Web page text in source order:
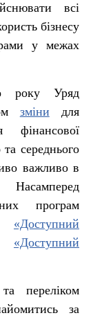
всі
бізнесу
у межах
року Уряд
зміни для
фінансової
середнього
важливо в
Насамперед
програм
«Доступний
«Доступний
переліком
за